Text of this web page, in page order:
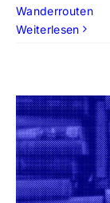
Wanderrouten
Weiterlesen